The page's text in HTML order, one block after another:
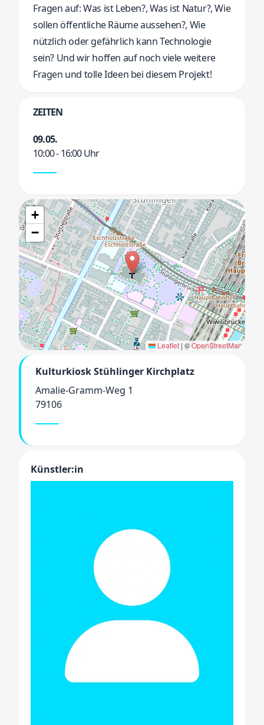
Fragen auf: Was ist Leben?, Was ist Natur?, Wie
sollen öffentliche Räume aussehen?, Wie
nützlich oder gefährlich kann Technologie
sein? Und wir hoffen auf noch viele weitere
Fragen und tolle Ideen bei diesem Projekt!
ZEITEN
09.05.
10:00 - 16:00 Uhr
+
−
Leaflet | ©OpenStreetMap
Kulturkiosk Stühlinger Kirchplatz
Amalie-Gramm-Weg 1
79106
Künstler:in